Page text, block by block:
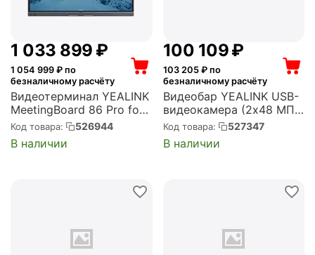
1 033 899 ₽
1 054 999 ₽ по
безналичному расчёту
Видеотерминал YEALINK
MeetingBoard 86 Pro for
Medium Rooms (PVB860-
A02)
Код товара: 526944
В наличии
100 109₽
103 205₽ по
безналичному расчёту
Видеобар YEALINK USB-
видеокамера (2х48 МП,
встроенный саундбар и
микрофон, AMS-2 года)
(UVC44)
Код товара: 527347
В наличии